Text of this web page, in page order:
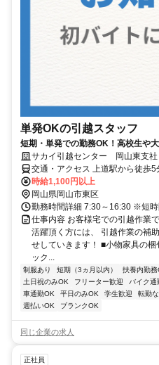
単発OKの引越スタッフ
短期・単発での勤務OK！高校生や
サカイ引越センター 岡山東支社
交通・アクセス 上道駅から徒歩5
時給1,100円以上
岡山県岡山市東区
勤務時間詳細 7:30～16:30 ※短時
仕事内容 お客様宅での引越作業
活躍頂く方には、 引越作業の補
せしていきます！ ■小物家具の
ック...
制服あり 短期（3ヵ月以内） 扶養内勤務
土日祝のみOK
フリーター歓迎 バイク通
車通勤OK
平日のみOK 学生歓迎 転勤
週払いOK
ブランクOK
同じ企業の求人
正社員